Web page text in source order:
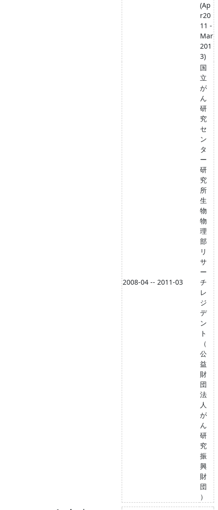
(Ap
r20
11 -
Mar
201
3)
2008-04 -- 2011-03
国
立
が
ん
研
究
セ
ン
タ
ー
研
究
所
生
物
物
理
部
リ
サ
ー
チ
レ
ジ
デ
ン
ト
（
公
益
財
団
法
人
が
ん
研
究
振
興
財
団
）